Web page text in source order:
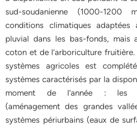
sud-soudanienne (1000-1200
conditions climatiques
pluvial dans les bas-fonds, mais
coton et de l’arboriculture
systèmes agricoles est
systèmes caractérisés par la
moment de l’année : les
(aménagement des grandes
systèmes périurbains (eaux de